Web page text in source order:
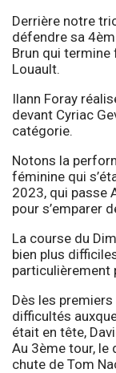
Derrière notre
défendre sa
Brun qui termine
Louault.
Ilann Foray
devant Cyriac
catégorie.
Notons la
féminine qui
2023, qui passe
pour s’emparer
La course du
bien plus
particulièrement
Dès les
difficultés
était en tête,
Au 3ème tour, le
chute de Tom